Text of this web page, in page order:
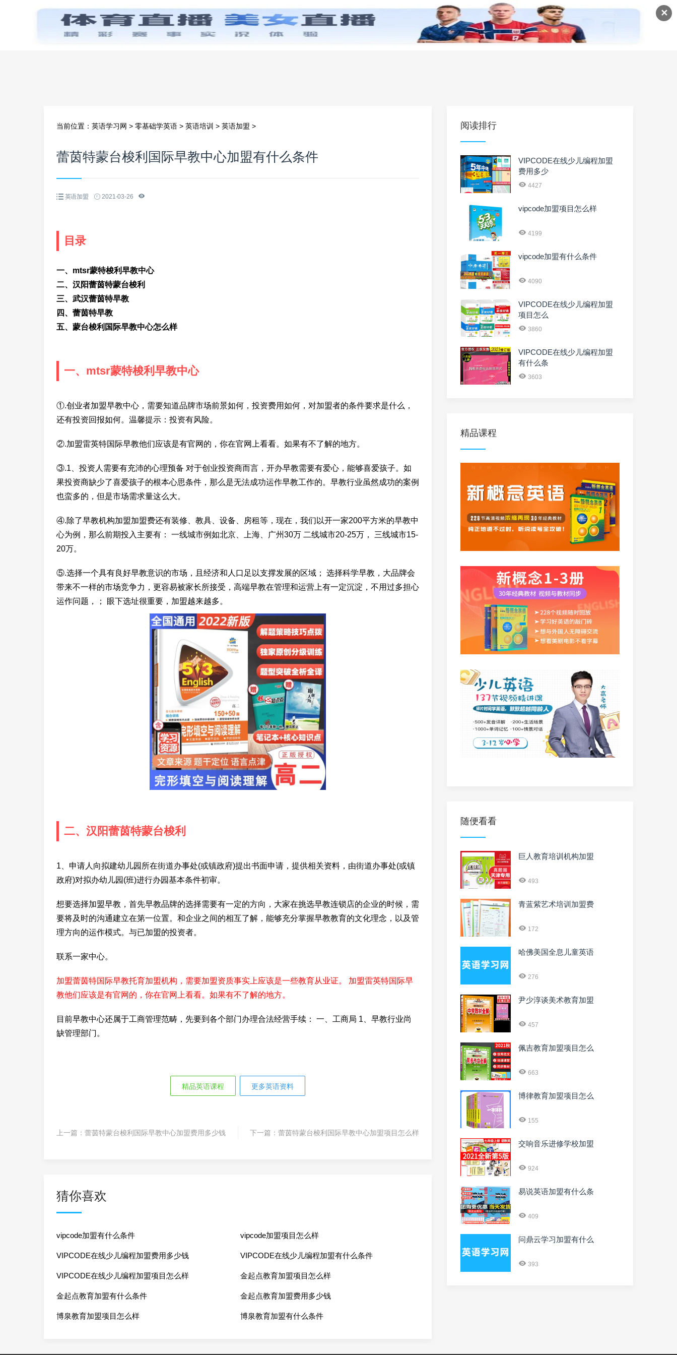
✕
首页 零基础学英语 小学英语 初中英语 高中英语 英语课程 英语资料
当前位置： 英语学习网 > 零基础学英语 > 英语培训 > 英语加盟 >
蕾茵特蒙台梭利国际早教中心加盟有什么条件
英语加盟 2021-03-26
目录
一、mtsr蒙特梭利早教中心
二、汉阳蕾茵特蒙台梭利
三、武汉蕾茵特早教
四、蕾茵特早教
五、蒙台梭利国际早教中心怎么样
一、mtsr蒙特梭利早教中心
①.创业者加盟早教中心，需要知道品牌市场前景如何，投资费用如何，对加盟者的条件要求是什么，
还有投资回报如何。温馨提示：投资有风险。
②.加盟雷英特国际早教他们应该是有官网的，你在官网上看看。如果有不了解的地方。
③.1、投资人需要有充沛的心理预备 对于创业投资商而言，开办早教需要有爱心，能够喜爱孩子。如
果投资商缺少了喜爱孩子的根本心思条件，那么是无法成功运作早教工作的。早教行业虽然成功的案例
也蛮多的，但是市场需求量这么大。
④.除了早教机构加盟加盟费还有装修、教具、设备、房租等，现在，我们以开一家200平方米的早教中
心为例，那么前期投入主要有： 一线城市例如北京、上海、广州30万 二线城市20-25万， 三线城市15-
20万。
⑤.选择一个具有良好早教意识的市场，且经济和人口足以支撑发展的区域； 选择科学早教，大品牌会
带来不一样的市场竞争力，更容易被家长所接受，高端早教在管理和运营上有一定沉淀，不用过多担心
运作问题，； 眼下选址很重要，加盟越来越多。
二、汉阳蕾茵特蒙台梭利
1、申请人向拟建幼儿园所在街道办事处(或镇政府)提出书面申请，提供相关资料，由街道办事处(或镇
政府)对拟办幼儿园(班)进行办园基本条件初审。
想要选择加盟早教，首先早教品牌的选择需要有一定的方向，大家在挑选早教连锁店的企业的时候，需
要将及时的沟通建立在第一位置。和企业之间的相互了解，能够充分掌握早教教育的文化理念，以及管
理方向的运作模式。与已加盟的投资者。
联系一家中心。
加盟蕾茵特国际早教托育加盟机构，需要加盟资质事实上应该是一些教育从业证。 加盟雷英特国际早
教他们应该是有官网的，你在官网上看看。如果有不了解的地方。
目前早教中心还属于工商管理范畴，先要到各个部门办理合法经营手续： 一、工商局 1、早教行业尚
缺管理部门。
精品英语课程 更多英语资料
上一篇： 蕾茵特蒙台梭利国际早教中心加盟费用多少钱 下一篇： 蕾茵特蒙台梭利国际早教中心加盟项目怎么样
猜你喜欢
vipcode加盟有什么条件 vipcode加盟项目怎么样
VIPCODE在线少儿编程加盟费用多少钱 VIPCODE在线少儿编程加盟有什么条件
VIPCODE在线少儿编程加盟项目怎么样 金起点教育加盟项目怎么样
金起点教育加盟有什么条件 金起点教育加盟费用多少钱
博泉教育加盟项目怎么样 博泉教育加盟有什么条件
阅读排行
VIPCODE在线少儿编程加盟
费用多少
4427
vipcode加盟项目怎么样
4199
vipcode加盟有什么条件
4090
VIPCODE在线少儿编程加盟
项目怎么
3860
VIPCODE在线少儿编程加盟
有什么条
3603
精品课程
随便看看
巨人教育培训机构加盟
493
青蓝紫艺术培训加盟费
172
哈佛美国全息儿童英语
276
尹少淳谈美术教育加盟
457
佩吉教育加盟项目怎么
663
博律教育加盟项目怎么
155
交响音乐进修学校加盟
924
易说英语加盟有什么条
409
问鼎云学习加盟有什么
393